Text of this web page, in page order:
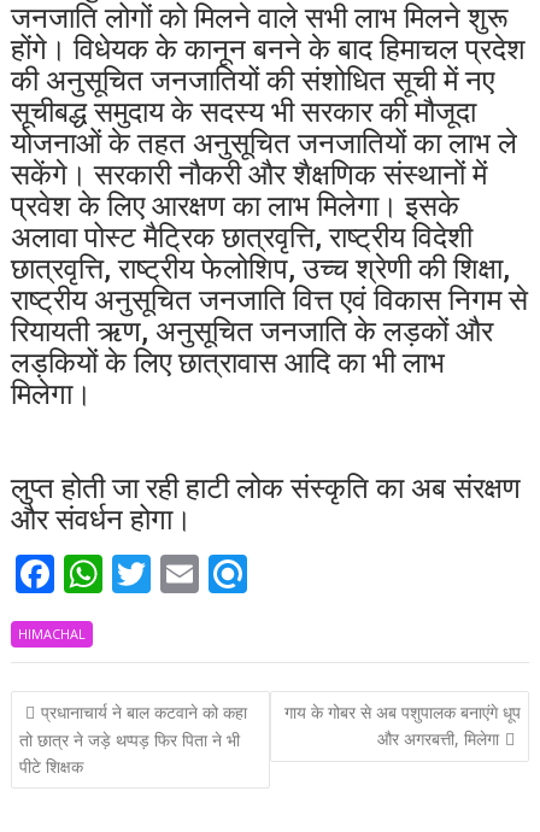
जनजाति लोगों को मिलने वाले सभी लाभ मिलने शुरू
होंगे। विधेयक के कानून बनने के बाद हिमाचल प्रदेश
की अनुसूचित जनजातियों की संशोधित सूची में नए
सूचीबद्ध समुदाय के सदस्य भी सरकार की मौजूदा
योजनाओं के तहत अनुसूचित जनजातियों का लाभ ले
सकेंगे। सरकारी नौकरी और शैक्षणिक संस्थानों में
प्रवेश के लिए आरक्षण का लाभ मिलेगा। इसके
अलावा पोस्ट मैट्रिक छात्रवृत्ति, राष्ट्रीय विदेशी
छात्रवृत्ति, राष्ट्रीय फेलोशिप, उच्च श्रेणी की शिक्षा,
राष्ट्रीय अनुसूचित जनजाति वित्त एवं विकास निगम से
रियायती ऋण, अनुसूचित जनजाति के लड़कों और
लड़कियों के लिए छात्रावास आदि का भी लाभ
मिलेगा।
लुप्त होती जा रही हाटी लोक संस्कृति का अब संरक्षण
और संवर्धन होगा।
F
ac
e
b
o
o
k
W
at
s
A
p
p
T
itt
er
E
ai
l
i
n
HIMACHAL
Post
navigation
प्रधानाचार्य ने बाल कटवाने को कहा
तो छात्र ने जड़े थप्पड़ फिर पिता ने भी
पीटे शिक्षक
गाय के गोबर से अब पशुपालक बनाएंगे धूप
और अगरबत्ती, मिलेगा